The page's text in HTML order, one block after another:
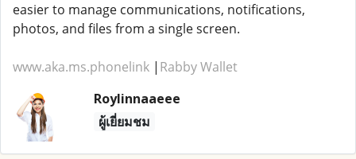
easier to manage communications, notifications,
photos, and files from a single screen.
www.aka.ms.phonelink | Rabby Wallet
Roylinnaaeee
ผู้เยี่ยมชม